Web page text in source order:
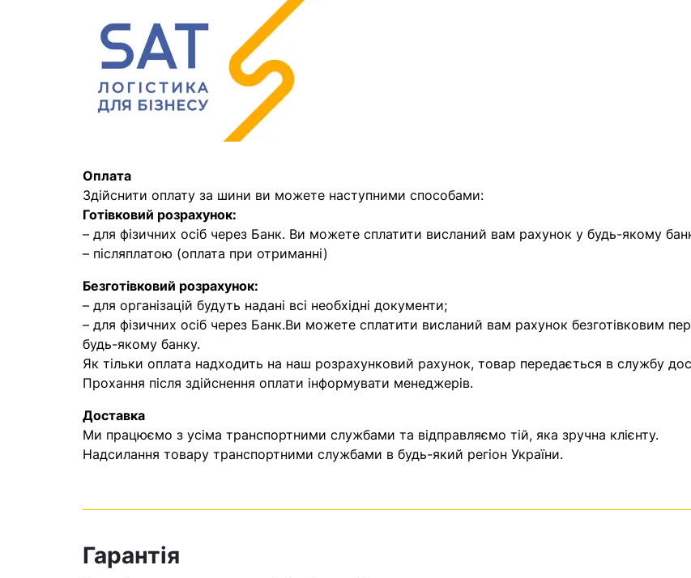
Оплата
Здійснити оплату за шини ви можете наступними способами:
Готівковий розрахунок:
– для фізичних осіб через Банк. Ви можете сплатити висланий вам рахунок у будь-якому
– післяплатою (оплата при отриманні)
Безготівковий розрахунок:
– для організацій будуть надані всі необхідні документи;
– для фізичних осіб через Банк.Ви можете сплатити висланий вам рахунок безготівковим
будь-якому банку.
Як тільки оплата надходить на наш розрахунковий рахунок, товар передається в службу
Прохання після здійснення оплати інформувати менеджерів.
Доставка
Ми працюємо з усіма транспортними службами та відправляємо тій, яка зручна клієнту.
Надсилання товару транспортними службами в будь-який регіон України.
Гарантія